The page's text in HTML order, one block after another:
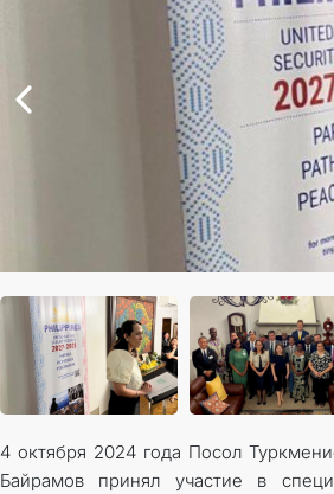
4 октября 2024 года Посол
Байрамов принял участие в